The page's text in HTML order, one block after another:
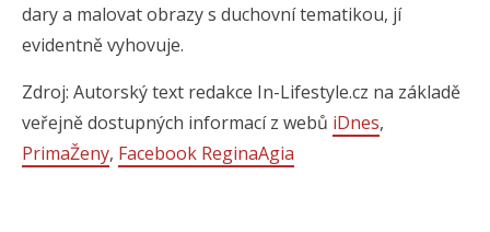
dary a malovat obrazy s duchovní tematikou, jí
evidentně vyhovuje.
Zdroj: Autorský text redakce In-Lifestyle.cz na základě
veřejně dostupných informací z webů iDnes,
PrimaŽeny, Facebook ReginaAgia